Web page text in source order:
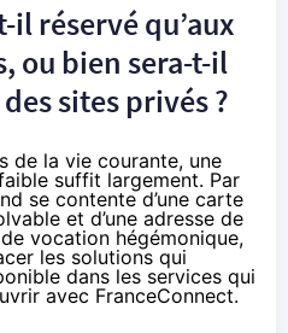
il réservé qu’aux
ou bien sera-t-il
sites privés ?
de la vie courante, une
suffit largement. Par
se contente d’une carte
et d’une adresse de
vocation hégémonique,
les solutions qui
dans les services qui
avec FranceConnect.